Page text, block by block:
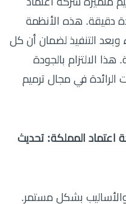
دقيقة. هذه الأنظمة
التنفيذ لضمان أن كل
الالتزام بالجودة
في مجال ترميم
اعتماد المملكة: تحديث
والأساليب بشكل مستمر.